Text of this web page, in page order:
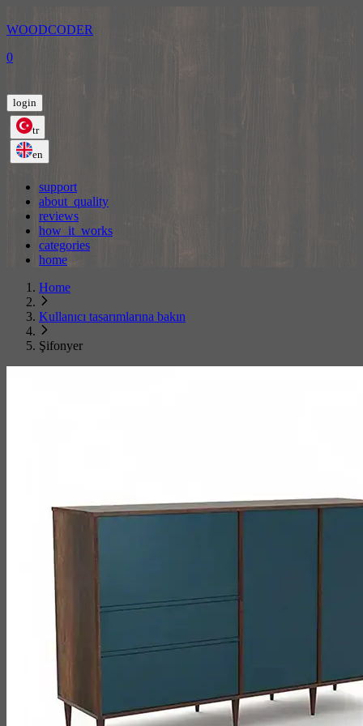
WOODCODER
0
login
tr
en
support
about_quality
reviews
how_it_works
categories
home
Home
Kullanıcı tasarımlarına bakın
Şifonyer